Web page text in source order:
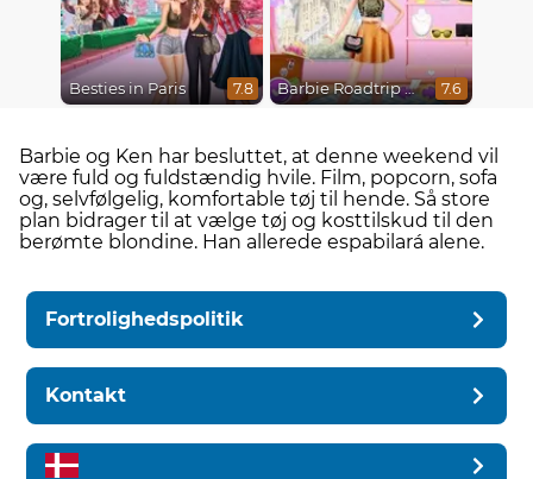
Besties in Paris 7.8 Barbie Roadtrip Adventure 7.6
Barbie og Ken har besluttet, at denne weekend vil
være fuld og fuldstændig hvile. Film, popcorn, sofa
og, selvfølgelig, komfortable tøj til hende. Så store
plan bidrager til at vælge tøj og kosttilskud til den
berømte blondine. Han allerede espabilará alene.
Fortrolighedspolitik
Kontakt